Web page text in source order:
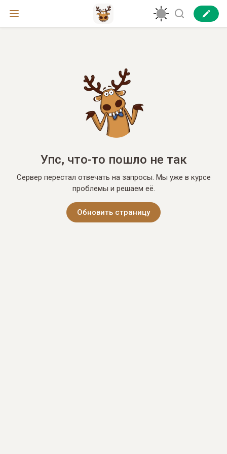
Упс, что-то пошло не так
Сервер перестал отвечать на запросы. Мы уже в курсе
проблемы и решаем её.
Обновить страницу